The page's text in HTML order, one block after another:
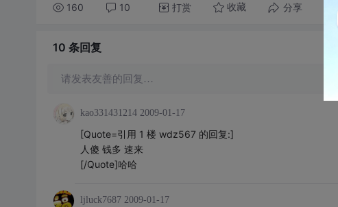
160 10 打赏 收藏 分享
10 条回复
请发表友善的回复…
kao331431214 2009-01-17
[Quote=引用 1 楼 wdz567 的回复:]
人傻 钱多 速来
[/Quote]哈哈
ljluck7687 2009-01-17